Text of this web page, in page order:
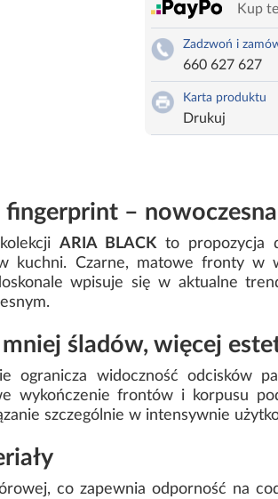
Kup
Zadzwoń i
660 627 627
Karta produktu
Drukuj
–
ARIA BLACKto propozycja
kuchni. Czarne, matowe fronty w
wpisuje się w aktualne
śladów, więcej
ogranicza widoczność odcisków
wykończenie frontów i korpusu
szczególnie w intensywnie
co zapewnia odporność na